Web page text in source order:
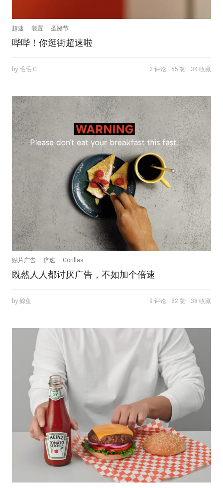
超速 装置 圣诞节
哔哔！你逛街超速啦
by 毛毛.G 2 评论 55 赞 34 收藏
贴片广告 倍速 Gorillas
既然人人都讨厌广告，不如加个倍速
by 鲸鱼 9 评论 82 赞 38 收藏